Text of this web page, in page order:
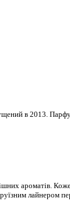
в 2013.
ароматів.
лайнером